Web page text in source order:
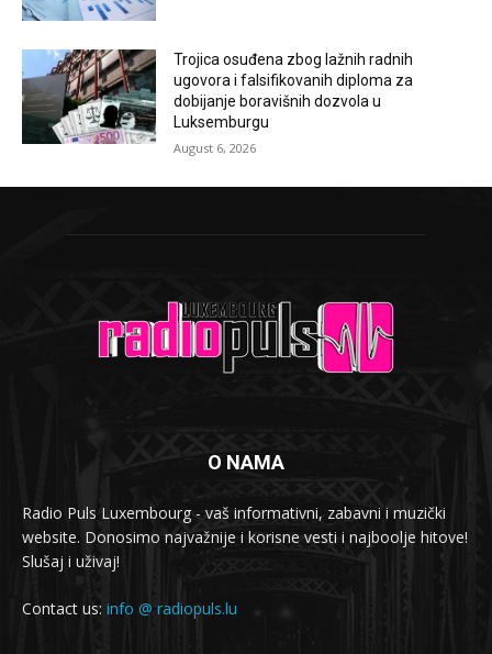
Trojica osuđena zbog lažnih radnih
ugovora i falsifikovanih diploma za
dobijanje boravišnih dozvola u
Luksemburgu
August 6, 2026
O NAMA
Radio Puls Luxembourg - vaš informativni, zabavni i muzički
website. Donosimo najvažnije i korisne vesti i najboolje hitove!
Slušaj i uživaj!
Contact us: info @ radiopuls.lu